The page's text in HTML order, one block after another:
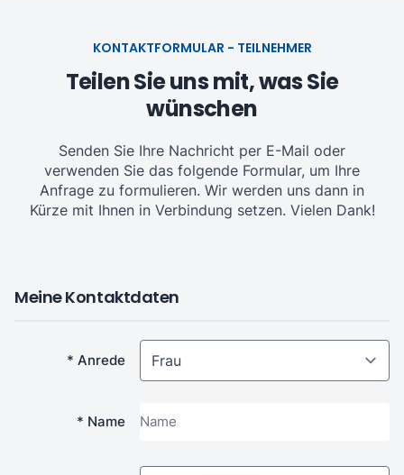
KONTAKTFORMULAR - TEILNEHMER
Teilen Sie uns mit, was Sie
wünschen
Senden Sie Ihre Nachricht per E-Mail oder
verwenden Sie das folgende Formular, um Ihre
Anfrage zu formulieren. Wir werden uns dann in
Kürze mit Ihnen in Verbindung setzen. Vielen Dank!
Meine Kontaktdaten
* Anrede
* Name